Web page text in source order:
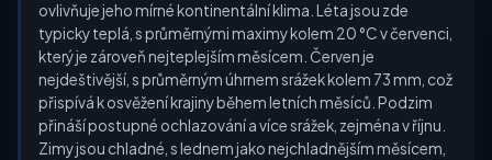
ovlivňuje jeho mírné kontinentální klima. Léta jsou zde
typicky teplá, s průměrnými maximy kolem 20 °C v červenci,
který je zároveň nejteplejším měsícem. Červen je
nejdeštivější, s průměrným úhrnem srážek kolem 73 mm, což
přispívá k osvěžení krajiny během letních měsíců. Podzim
přináší postupné ochlazování a více srážek, zejména v říjnu.
Zimy jsou chladné, s lednem jako nejchladnějším měsícem,